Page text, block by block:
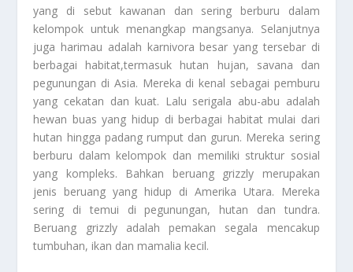
yang di sebut kawanan dan sering berburu dalam
kelompok untuk menangkap mangsanya. Selanjutnya
juga harimau adalah karnivora besar yang tersebar di
berbagai habitat,termasuk hutan hujan, savana dan
pegunungan di Asia. Mereka di kenal sebagai pemburu
yang cekatan dan kuat. Lalu serigala abu-abu adalah
hewan buas yang hidup di berbagai habitat mulai dari
hutan hingga padang rumput dan gurun. Mereka sering
berburu dalam kelompok dan memiliki struktur sosial
yang kompleks. Bahkan beruang grizzly merupakan
jenis beruang yang hidup di Amerika Utara. Mereka
sering di temui di pegunungan, hutan dan tundra.
Beruang grizzly adalah pemakan segala mencakup
tumbuhan, ikan dan mamalia kecil.